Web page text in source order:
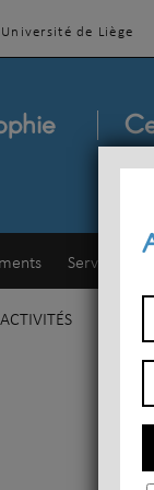
Université de Liège
Service
ACTIVITÉS